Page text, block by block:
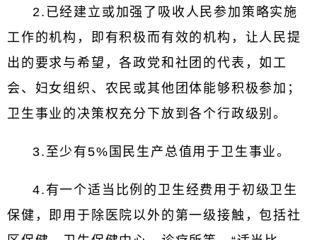
2.已经建立或加强了吸收人民参加策略实施
工作的机构，即有积极而有效的机构，让人民提
出的要求与希望，各政党和社团的代表，如工
会、妇女组织、农民或其他团体能够积极参加；
卫生事业的决策权充分下放到各个行政级别。
3.至少有5%国民生产总值用于卫生事业。
4.有一个适当比例的卫生经费用于初级卫生
保健，即用于除医院以外的第一级接触，包括社